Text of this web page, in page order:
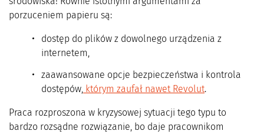
porzuceniem papieru są:
dostęp do plików z dowolnego urządzenia z
internetem,
zaawansowane opcje bezpieczeństwa i kontrola
dostępów, którym zaufał nawet Revolut.
Praca rozproszona w kryzysowej sytuacji tego typu to
bardzo rozsądne rozwiązanie, bo daje pracownikom